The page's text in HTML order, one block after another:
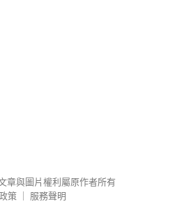
章與圖片權利屬原作者所有
策
服務聲明